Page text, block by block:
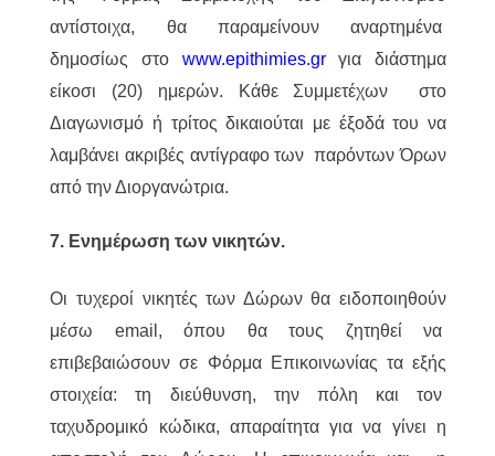
αντίστοιχα, θα παραμείνουν αναρτημένα
δημοσίως στο www.epithimies.grγια διάστημα
είκοσι (20) ημερών. Κάθε Συμμετέχων στο
Διαγωνισμό ή τρίτος δικαιούται με έξοδά του να
λαμβάνει ακριβές αντίγραφο των παρόντων Όρων
από την Διοργανώτρια.
7. Ενημέρωση των νικητών.
Οι τυχεροί νικητές των Δώρων θα ειδοποιηθούν
μέσω email, όπου θα τους ζητηθεί να
επιβεβαιώσουν σε Φόρμα Επικοινωνίας τα εξής
στοιχεία: τη διεύθυνση, την πόλη και τον
ταχυδρομικό κώδικα, απαραίτητα για να γίνει η